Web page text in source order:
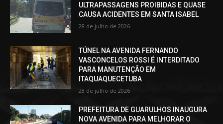
ULTRAPASSAGENS PROIBIDAS E QUASE
CAUSA ACIDENTES EM SANTA ISABEL
28 de julho de 2026
TÚNEL NA AVENIDA FERNANDO
VASCONCELOS ROSSI É INTERDITADO
PARA MANUTENÇÃO EM
ITAQUAQUECETUBA
28 de julho de 2026
PREFEITURA DE GUARULHOS INAUGURA
NOVA AVENIDA PARA MELHORAR O